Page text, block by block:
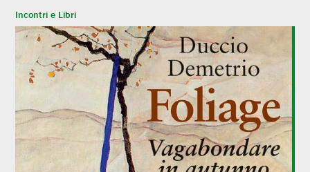
Incontri e Libri